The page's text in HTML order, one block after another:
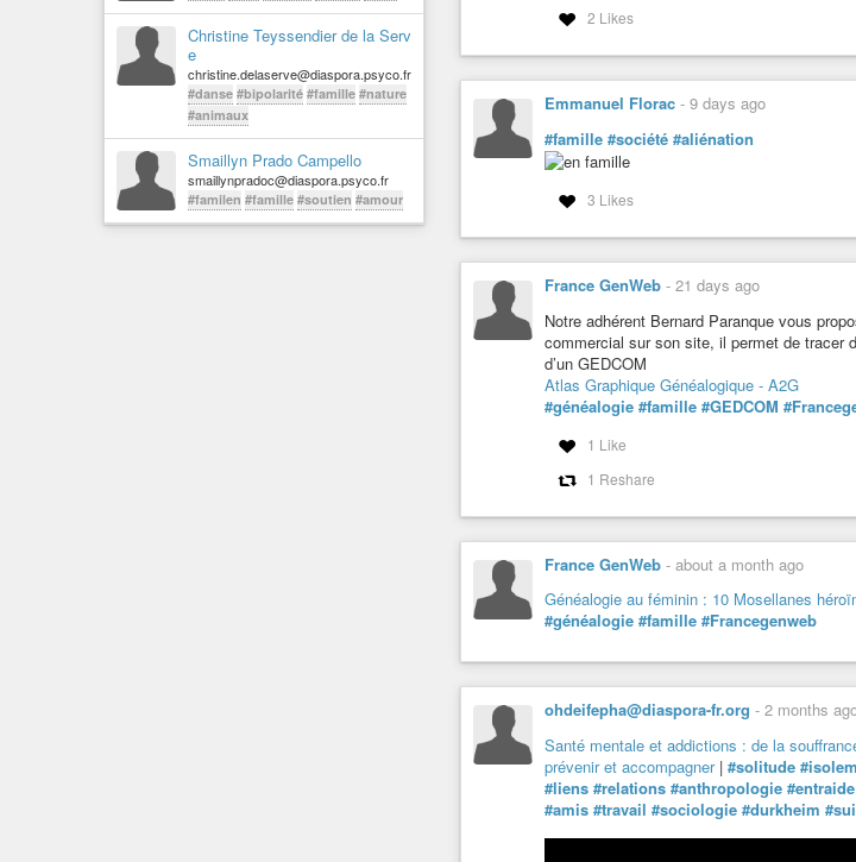
Christine Teyssendier de la Serv
e
christine.delaserve@diaspora.psyco.fr
#danse #bipolarité #famille #nature
#animaux
Smaillyn Prado Campello
smaillynpradoc@diaspora.psyco.fr
#familen #famille #soutien #amour
2 Likes
Emmanuel Florac - 9 days ago
#famille #société #aliénation
3 Likes
France GenWeb - 21 days ago
Notre adhérent Bernard Paranque vous
commercial sur son site, il permet de tracer
d’un GEDCOM
Atlas Graphique Généalogique - A2G
#généalogie #famille #GEDCOM
1 Like
1 Reshare
France GenWeb - about a month ago
Généalogie au féminin : 10 Mosellanes
#généalogie #famille #Francegenweb
ohdeifepha@diaspora-fr.org - 2 months
Santé mentale et addictions : de la
prévenir et accompagner| #solitude
#liens #relations #anthropologie #entraide
#amis #travail #sociologie #durkheim